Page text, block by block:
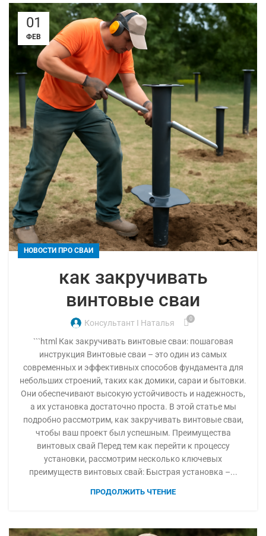
01
ФЕВ
НОВОСТИ ПРО СВАИ
как закручивать
винтовые сваи
Консультант I Наталья 0
```html Как закручивать винтовые сваи: пошаговая
инструкция Винтовые сваи – это один из самых
современных и эффективных способов фундамента для
небольших строений, таких как домики, сараи и бытовки.
Они обеспечивают высокую устойчивость и надежность,
а их установка достаточно проста. В этой статье мы
подробно рассмотрим, как закручивать винтовые сваи,
чтобы ваш проект был успешным. Преимущества
винтовых свай Перед тем как перейти к процессу
установки, рассмотрим несколько ключевых
преимуществ винтовых свай: Быстрая установка –...
ПРОДОЛЖИТЬ ЧТЕНИЕ